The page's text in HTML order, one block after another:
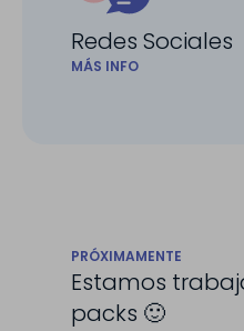
Redes Sociales
MÁS INFO
PRÓXIMAMENTE
Estamos
packs 🙂